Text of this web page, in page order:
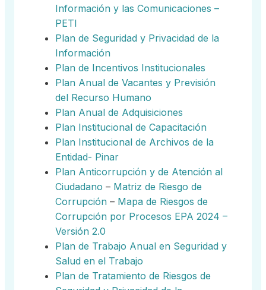
Información y las Comunicaciones –
PETI
Plan de Seguridad y Privacidad de la
Información
Plan de Incentivos Institucionales
Plan Anual de Vacantes y Previsión
del Recurso Humano
Plan Anual de Adquisiciones
Plan Institucional de Capacitación
Plan Institucional de Archivos de la
Entidad- Pinar
Plan Anticorrupción y de Atención al
Ciudadano – Matriz de Riesgo de
Corrupción – Mapa de Riesgos de
Corrupción por Procesos EPA 2024 –
Versión 2.0
Plan de Trabajo Anual en Seguridad y
Salud en el Trabajo
Plan de Tratamiento de Riesgos de